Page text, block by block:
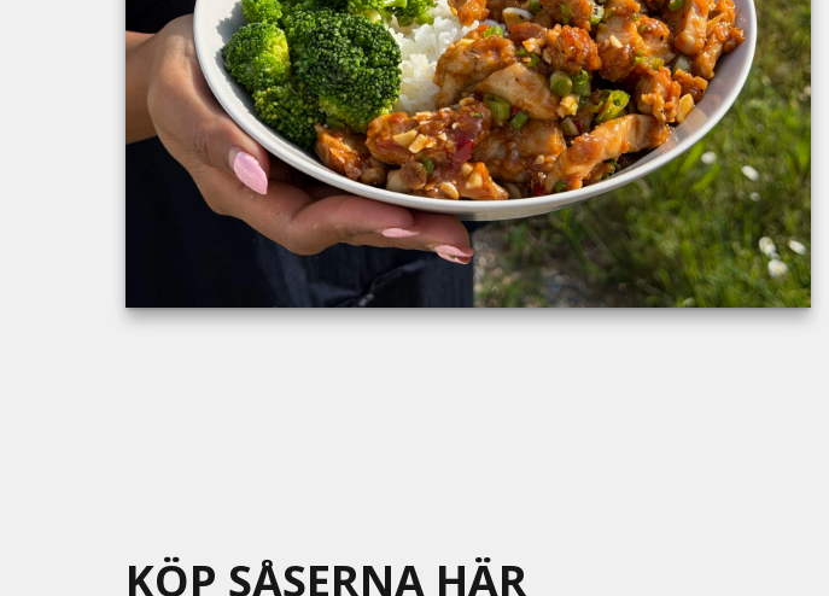
KÖP SÅSERNA HÄR